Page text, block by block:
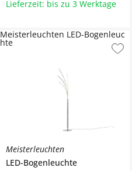
Lieferzeit: bis zu 3 Werktage
Meisterleuchten
LED-Bogenleuchte
Meisterleuchten LED-Bogenleuc
hte